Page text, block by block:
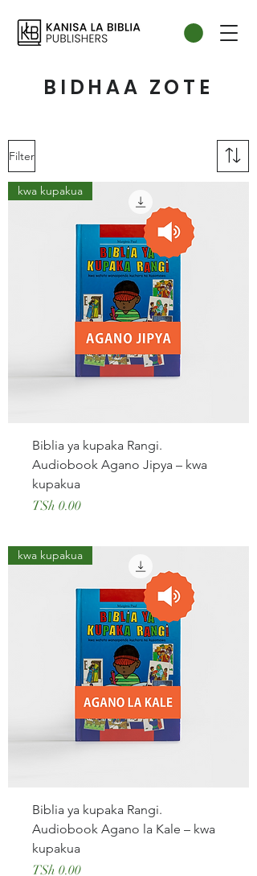
BIDHAA ZOTE
Filter
kwa kupakua
Biblia ya kupaka Rangi.
Audiobook Agano Jipya – kwa
kupakua
Price
TSh 0.00
kwa kupakua
Biblia ya kupaka Rangi.
Audiobook Agano la Kale – kwa
kupakua
Price
TSh 0.00